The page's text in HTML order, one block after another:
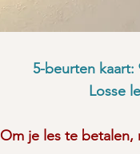
5-beurten kaart:
Losse
Om je les te betalen,